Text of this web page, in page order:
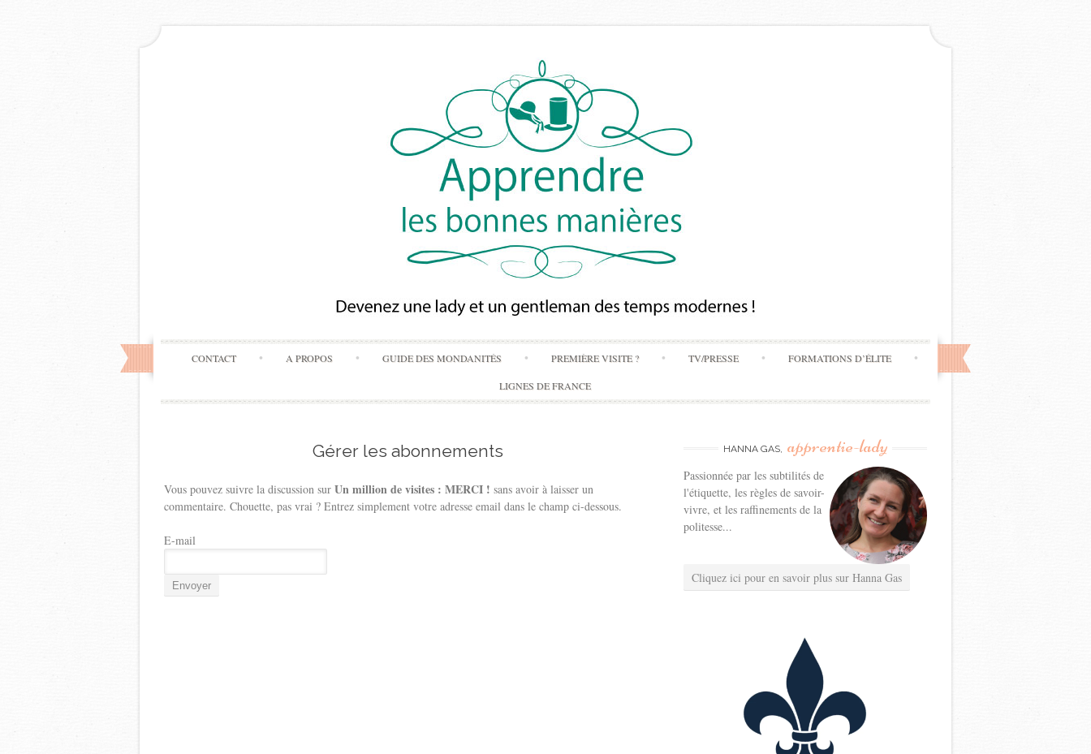
Skip
to
content
CONTACT A PROPOS GUIDE DES MONDANITÉS PREMIÈRE VISITE ? TV/PRESSE FORMATIONS D’ÉLITE
LIGNES DE FRANCE
Gérer les abonnements
Vous pouvez suivre la discussion sur Un million de visites : MERCI ! sans avoir à laisser un
commentaire. Chouette, pas vrai ? Entrez simplement votre adresse email dans le champ ci-dessous.
E-mail
HANNA GAS, apprentie-lady
Passionnée par les subtilités de
l'étiquette, les règles de savoir-
vivre, et les raffinements de la
politesse...
Cliquez ici pour en savoir plus sur Hanna Gas